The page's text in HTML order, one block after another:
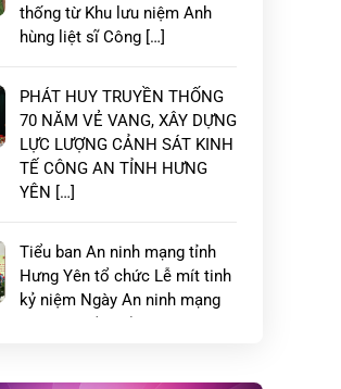
thống từ Khu lưu niệm Anh
hùng liệt sĩ Công […]
PHÁT HUY TRUYỀN THỐNG
70 NĂM VẺ VANG, XÂY DỰNG
LỰC LƯỢNG CẢNH SÁT KINH
TẾ CÔNG AN TỈNH HƯNG
YÊN […]
Tiểu ban An ninh mạng tỉnh
Hưng Yên tổ chức Lễ mít tinh
kỷ niệm Ngày An ninh mạng
Việt Nam (06/8)